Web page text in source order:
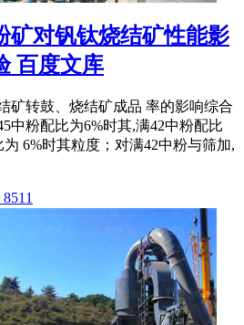
矿对钒钛烧结矿性能影
百度文库
矿转鼓、烧结矿成品 率的影响综合
中粉配比为6%时其,满42中粉配比
6%时其粒度；对满42中粉与筛加,